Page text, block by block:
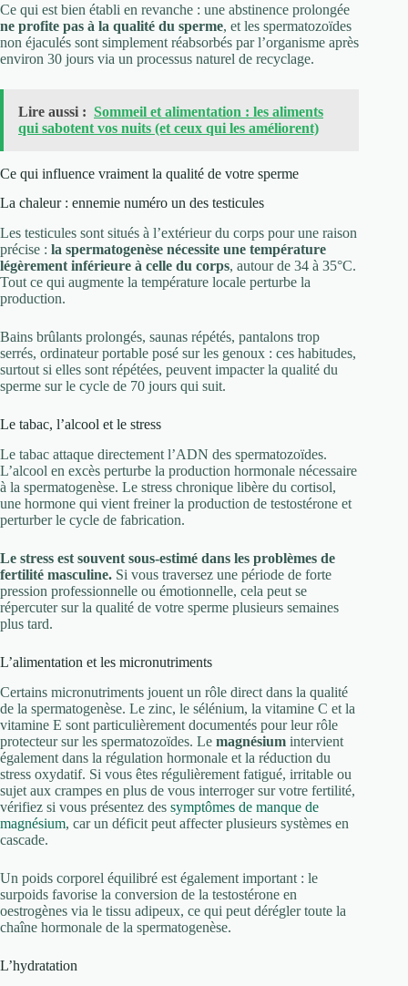
Ce qui est bien établi en revanche : une abstinence prolongée
ne profite pas à la qualité du sperme, et les spermatozoïdes
non éjaculés sont simplement réabsorbés par l’organisme après
environ 30 jours via un processus naturel de recyclage.
Lire aussi : Sommeil et alimentation : les aliments
qui sabotent vos nuits (et ceux qui les améliorent)
Ce qui influence vraiment la qualité de votre sperme
La chaleur : ennemie numéro un des testicules
Les testicules sont situés à l’extérieur du corps pour une raison
précise : la spermatogenèse nécessite une température
légèrement inférieure à celle du corps, autour de 34 à 35°C.
Tout ce qui augmente la température locale perturbe la
production.
Bains brûlants prolongés, saunas répétés, pantalons trop
serrés, ordinateur portable posé sur les genoux : ces habitudes,
surtout si elles sont répétées, peuvent impacter la qualité du
sperme sur le cycle de 70 jours qui suit.
Le tabac, l’alcool et le stress
Le tabac attaque directement l’ADN des spermatozoïdes.
L’alcool en excès perturbe la production hormonale nécessaire
à la spermatogenèse. Le stress chronique libère du cortisol,
une hormone qui vient freiner la production de testostérone et
perturber le cycle de fabrication.
Le stress est souvent sous-estimé dans les problèmes de
fertilité masculine. Si vous traversez une période de forte
pression professionnelle ou émotionnelle, cela peut se
répercuter sur la qualité de votre sperme plusieurs semaines
plus tard.
L’alimentation et les micronutriments
Certains micronutriments jouent un rôle direct dans la qualité
de la spermatogenèse. Le zinc, le sélénium, la vitamine C et la
vitamine E sont particulièrement documentés pour leur rôle
protecteur sur les spermatozoïdes. Le magnésium intervient
également dans la régulation hormonale et la réduction du
stress oxydatif. Si vous êtes régulièrement fatigué, irritable ou
sujet aux crampes en plus de vous interroger sur votre fertilité,
vérifiez si vous présentez des symptômes de manque de
magnésium, car un déficit peut affecter plusieurs systèmes en
cascade.
Un poids corporel équilibré est également important : le
surpoids favorise la conversion de la testostérone en
oestrogènes via le tissu adipeux, ce qui peut dérégler toute la
chaîne hormonale de la spermatogenèse.
L’hydratation